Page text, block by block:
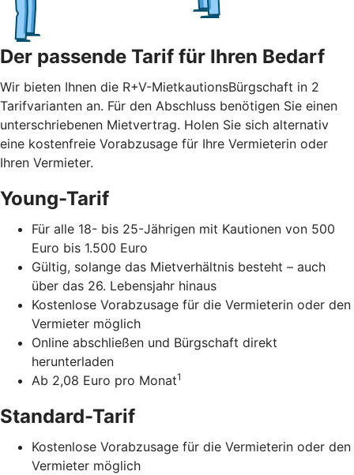
Der passende Tarif für Ihren Bedarf
Wir bieten Ihnen die R+V-MietkautionsBürgschaft in 2
Tarifvarianten an. Für den Abschluss benötigen Sie einen
unterschriebenen Mietvertrag. Holen Sie sich alternativ
eine kostenfreie Vorabzusage für Ihre Vermieterin oder
Ihren Vermieter.
Young-Tarif
Für alle 18- bis 25-Jährigen mit Kautionen von 500
Euro bis 1.500 Euro
Gültig, solange das Mietverhältnis besteht – auch
über das 26. Lebensjahr hinaus
Kostenlose Vorabzusage für die Vermieterin oder den
Vermieter möglich
Online abschließen und Bürgschaft direkt
herunterladen
Ab 2,08 Euro pro Monat1
Standard-Tarif
Kostenlose Vorabzusage für die Vermieterin oder den
Vermieter möglich